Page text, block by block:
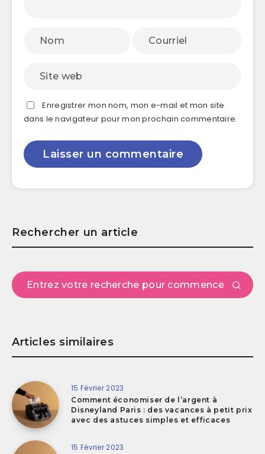
Enregistrer mon nom, mon e-mail et mon site
dans le navigateur pour mon prochain commentaire.
Rechercher un article
Articles similaires
15 Février 2023
Comment économiser de l’argent à
Disneyland Paris : des vacances à petit prix
avec des astuces simples et efficaces
15 Février 2023